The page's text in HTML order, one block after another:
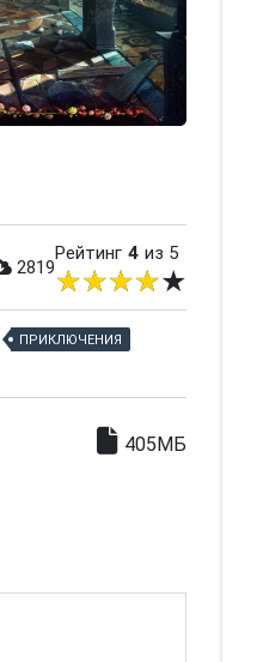
2819
Рейтинг 4 из 5
ПРИКЛЮЧЕНИЯ
405МБ